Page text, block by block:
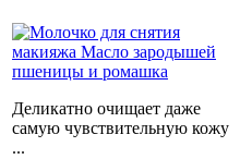
Деликатно очищает даже
самую чувствительную кожу
...